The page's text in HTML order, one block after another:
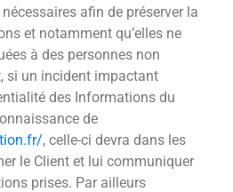
afin de préserver la
et notamment qu’elles ne
à des personnes non
si un incident impactant
des Informations du
de
, celle-ci devra dans les
le Client et lui communiquer
prises. Par ailleurs